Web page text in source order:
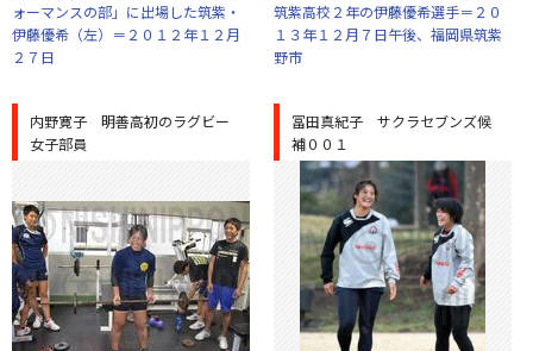
ォーマンスの部」に出場した筑紫・
伊藤優希（左）＝２０１２年１２月
２７日
筑紫高校２年の伊藤優希選手＝２０
１３年１２月７日午後、福岡県筑紫
野市
内野寛子 明善高初のラグビー
女子部員
冨田真紀子 サクラセブンズ候
補００１